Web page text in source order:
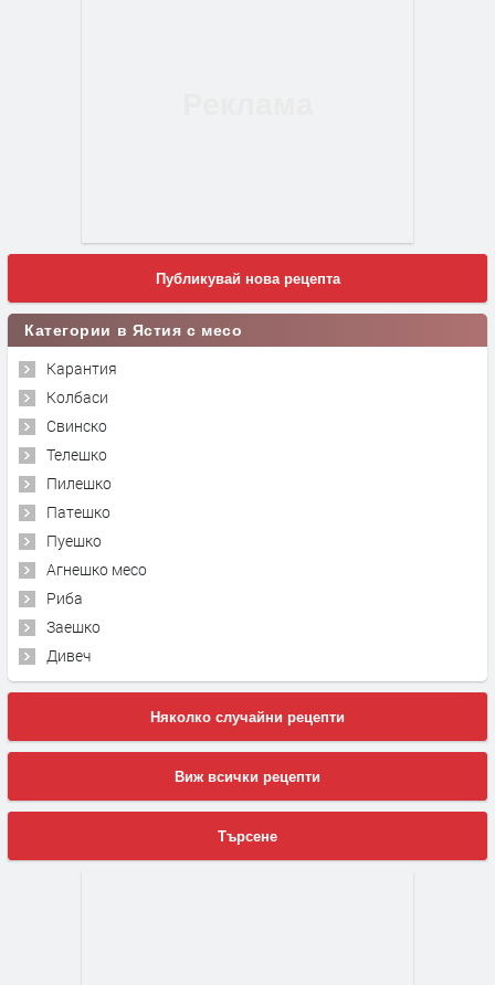
Публикувай нова рецепта
Категории в Ястия с месо
Карантия
Колбаси
Свинско
Телешко
Пилешко
Патешко
Пуешко
Агнешко месо
Риба
Заешко
Дивеч
Няколко случайни рецепти
Виж всички рецепти
Търсене